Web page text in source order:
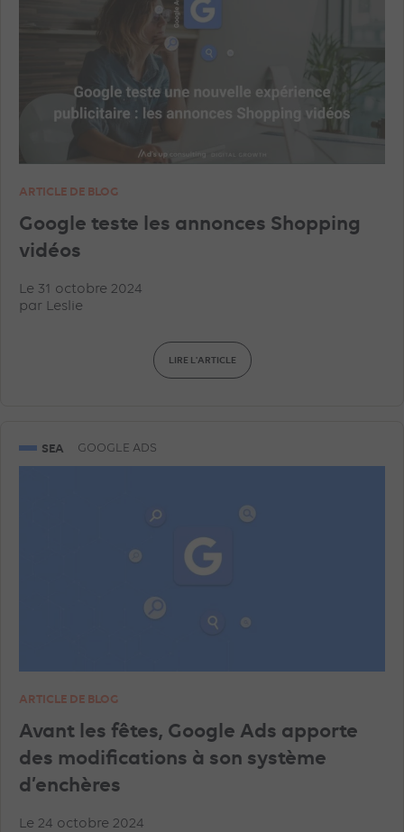
ARTICLE DE BLOG
Google teste les annonces Shopping
vidéos
Le 31 octobre 2024
par Leslie
LIRE L'ARTICLE
SEA GOOGLE ADS
ARTICLE DE BLOG
Avant les fêtes, Google Ads apporte
des modifications à son système
d’enchères
Le 24 octobre 2024